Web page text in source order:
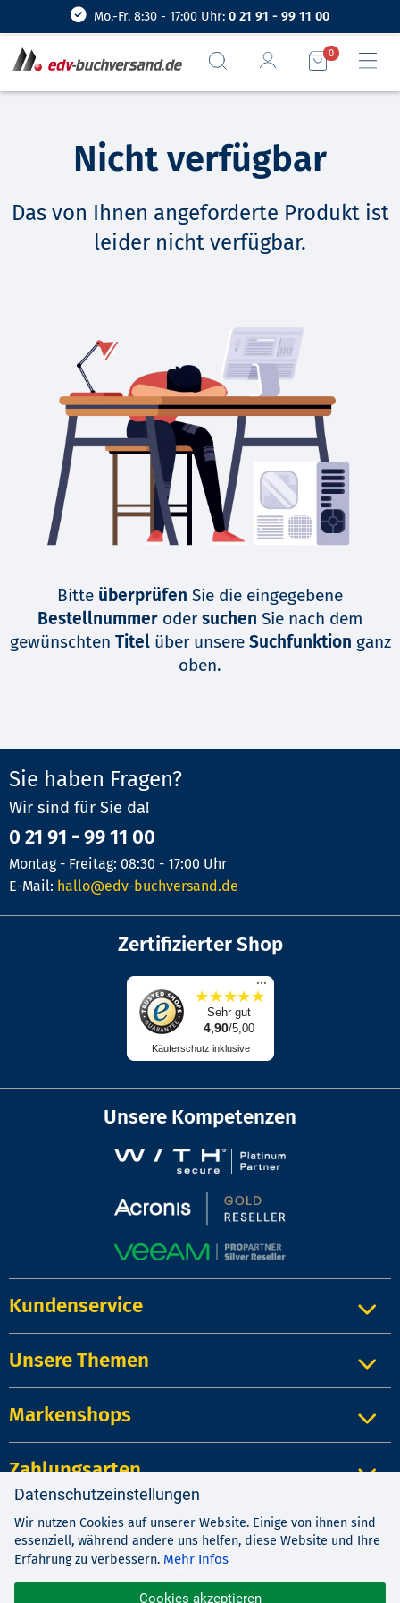
Mo.-Fr. 8:30 - 17:00 Uhr: 0 21 91 - 99 11 00
0
Nicht verfügbar
Das von Ihnen angeforderte Produkt ist
leider nicht verfügbar.
Bitte überprüfen Sie die eingegebene
Bestellnummer oder suchen Sie nach dem
gewünschten Titelüber unsere Suchfunktion ganz
oben.
Sie haben Fragen?
Wir sind für Sie da!
0 21 91 - 99 11 00
Montag - Freitag: 08:30 - 17:00 Uhr
E-Mail: hallo@edv-buchversand.de
Zertifizierter Shop
...
★★★★★
Sehr gut
4,90/5,00
Käuferschutz inklusive
Unsere Kompetenzen
Kundenservice
Unsere Themen
Markenshops
Zahlungsarten
Impressum | Kontakt|
Datenschutz
Widerrufsrecht
Datenschutzeinstellungen
Wir nutzen Cookies auf unserer Website. Einige von ihnen sind
essenziell, während andere uns helfen, diese Website und Ihre
Erfahrung zu verbessern. Mehr Infos
Cookies akzeptieren